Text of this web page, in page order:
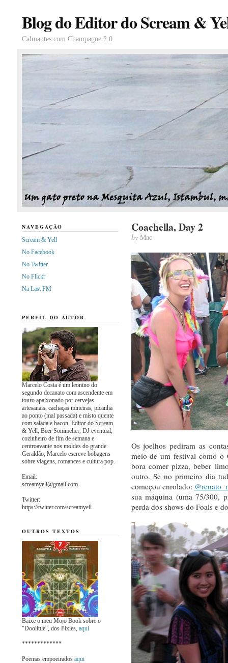
Blog do Editor do Scream &
Calmantes com Champagne 2.0
Coachella, Day 2
byMac
Os joelhos pediram as
meio de um festival como o
bora comer pizza, beber
outro. Se no primeiro dia
começou enrolado:
sua máquina (uma 75/300,
perda dos shows do Foals e
NAVEGAÇÃO
Scream & Yell
No Facebook
No Twitter
No Flickr
Na Last FM
PERFIL DO AUTOR
Marcelo Costa é um leonino do
segundo decanato com ascendente em
touro apaixonado por cervejas
artesanais, cachaças mineiras, picanha
ao ponto (mal passada) e misto quente
com salada e bacon. Editor do Scream
& Yell, Beer Sommelier, DJ eventual,
cozinheiro de fim de semana e
centroavante nos moldes do grande
Geraldão, Marcelo escreve bobagens
sobre viagens, romances e cultura pop.
Email:
screamyell@gmail.com
Twitter:
https://twitter.com/screamyell
OUTROS TEXTOS
Baixe o meu Mojo Book sobre o
"Doolittle", dos Pixies, aqui
*************
Poemas empoeirados aqui